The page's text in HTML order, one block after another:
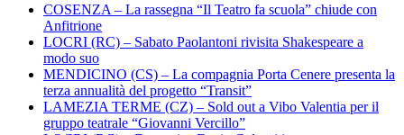
COSENZA – La rassegna “Il Teatro fa scuola” chiude con
Anfitrione
LOCRI (RC) – Sabato Paolantoni rivisita Shakespeare a
modo suo
MENDICINO (CS) – La compagnia Porta Cenere presenta la
terza annualità del progetto “Transit”
LAMEZIA TERME (CZ) – Sold out a Vibo Valentia per il
gruppo teatrale “Giovanni Vercillo”